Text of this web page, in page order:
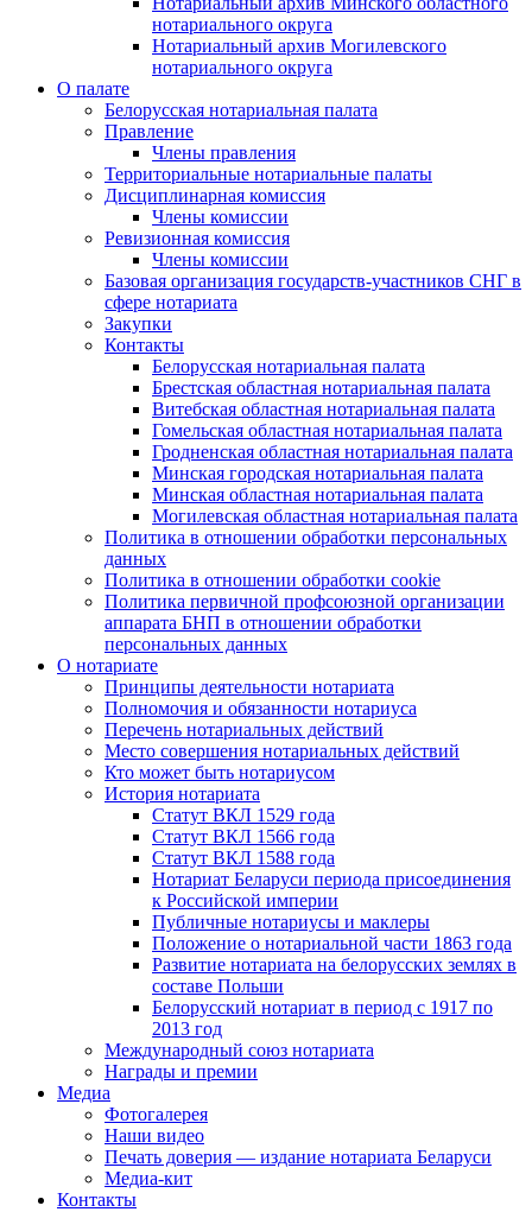
нотариального округа
Нотариальный архив Могилевского
нотариального округа
О палате
Белорусская нотариальная палата
Правление
Члены правления
Территориальные нотариальные палаты
Дисциплинарная комиссия
Члены комиссии
Ревизионная комиссия
Члены комиссии
Базовая организация государств-участников СНГ в
сфере нотариата
Закупки
Контакты
Белорусская нотариальная палата
Брестская областная нотариальная палата
Витебская областная нотариальная палата
Гомельская областная нотариальная палата
Гродненская областная нотариальная палата
Минская городская нотариальная палата
Минская областная нотариальная палата
Могилевская областная нотариальная палата
Политика в отношении обработки персональных
данных
Политика в отношении обработки cookie
Политика первичной профсоюзной организации
аппарата БНП в отношении обработки
персональных данных
О нотариате
Принципы деятельности нотариата
Полномочия и обязанности нотариуса
Перечень нотариальных действий
Место совершения нотариальных действий
Кто может быть нотариусом
История нотариата
Статут ВКЛ 1529 года
Статут ВКЛ 1566 года
Статут ВКЛ 1588 года
Нотариат Беларуси периода присоединения
к Российской империи
Публичные нотариусы и маклеры
Положение о нотариальной части 1863 года
Развитие нотариата на белорусских землях в
составе Польши
Белорусский нотариат в период с 1917 по
2013 год
Международный союз нотариата
Награды и премии
Медиа
Фотогалерея
Наши видео
Печать доверия — издание нотариата Беларуси
Медиа-кит
Контакты